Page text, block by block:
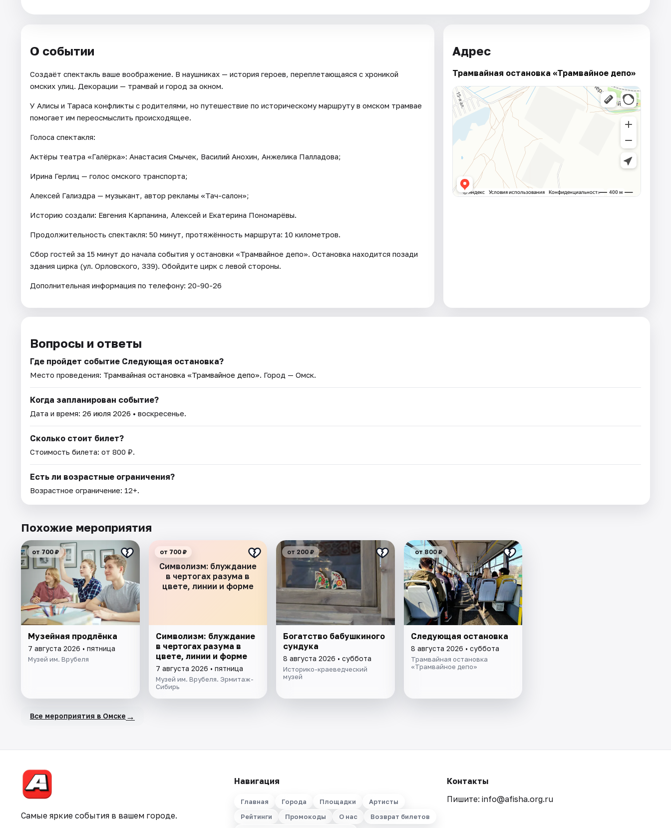
О событии
Создаёт спектакль ваше воображение. В наушниках — история героев, переплетающаяся с хроникой
омских улиц. Декорации — трамвай и город за окном.
У Алисы и Тараса конфликты с родителями, но путешествие по историческому маршруту в омском трамвае
помогает им переосмыслить происходящее.
Голоса спектакля:
Актёры театра «Галёрка»: Анастасия Смычек, Василий Анохин, Анжелика Палладова;
Ирина Герлиц — голос омского транспорта;
Алексей Гализдра — музыкант, автор рекламы «Тач-салон»;
Историю создали: Евгения Карпанина, Алексей и Екатерина Пономарёвы.
Продолжительность спектакля: 50 минут, протяжённость маршрута: 10 километров.
Сбор гостей за 15 минут до начала события у остановки «Трамвайное депо». Остановка находится позади
здания цирка (ул. Орловского, 339). Обойдите цирк с левой стороны.
Дополнительная информация по телефону: 20-90-26
Адрес
Трамвайная остановка «Трамвайное депо»
Вопросы и ответы
Где пройдет событие Следующая остановка?
Место проведения: Трамвайная остановка «Трамвайное депо». Город — Омск.
Когда запланирован событие?
Дата и время: 26 июля 2026 • воскресенье.
Сколько стоит билет?
Стоимость билета: от 800 ₽.
Есть ли возрастные ограничения?
Возрастное ограничение: 12+.
Похожие мероприятия
от 700 ₽
Музейная продлёнка
7 августа 2026 • пятница
Музей им. Врубеля
Символизм: блуждание
в чертогах разума в
цвете, линии и форме
от 700 ₽
Символизм: блуждание
в чертогах разума в
цвете, линии и форме
7 августа 2026 • пятница
Музей им. Врубеля. Эрмитаж-
Сибирь
от 200 ₽
Богатство бабушкиного
сундука
8 августа 2026 • суббота
Историко-краеведческий
музей
от 800 ₽
Следующая остановка
8 августа 2026 • суббота
Трамвайная остановка
«Трамвайное депо»
Все мероприятия в Омске →
Самые яркие события в вашем городе.
Навигация
Главная Города Площадки
Артисты
Рейтинги
Промокоды О нас
Возврат билетов
Контакты
Пишите: info@afisha.org.ru